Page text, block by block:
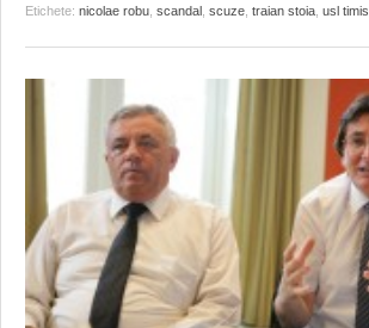
HARTA TIMIŞOAREI
LICEE, ŞCOLI ŞI GRĂDINIŢE DIN TIMIŞ
PRIMĂRIILE DIN TIMIŞ
SFATUL MEDICULUI
SFATURI JURIDICE
Etichete: nicolae robu scandal scuze traian stoia usl timis